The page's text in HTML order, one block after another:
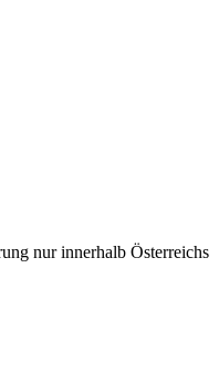
nur innerhalb Österreichs